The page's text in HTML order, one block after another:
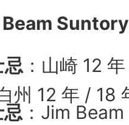
忌：山崎 12
州 12 年 / 18
忌 ：Jim